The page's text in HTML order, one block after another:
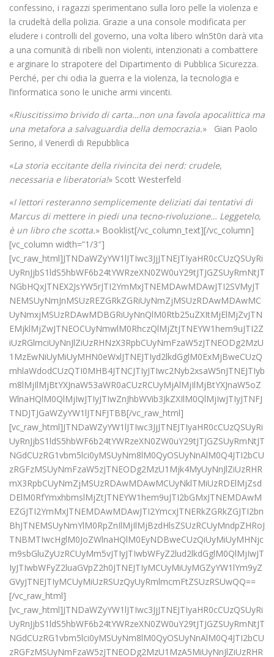
confessino, i ragazzi sperimentano sulla loro pelle la violenza e
la crudeltà della polizia. Grazie a una console modificata per
eludere i controlli del governo, una volta libero wln5t0n darà vita
a una comunità di ribelli non violenti, intenzionati a combattere
e arginare lo strapotere del Dipartimento di Pubblica Sicurezza.
Perché, per chi odia la guerra e la violenza, la tecnologia e
l’informatica sono le uniche armi vincenti.
«Riuscitissimo brivido di carta…non una favola apocalittica ma
una metafora a salvaguardia della democrazia.» Gian Paolo
Serino, il Venerdì di Repubblica
«La storia eccitante della rivincita dei nerd: crudele,
necessaria e liberatoria!» Scott Westerfeld
«I lettori resteranno semplicemente deliziati dai tentativi di
Marcus di mettere in piedi una tecno-rivoluzione… Leggetelo,
è un libro che scotta.» Booklist[/vc_column_text][/vc_column]
[vc_column width=”1/3″]
[vc_raw_html]JTNDaWZyYW1lJTIwc3JjJTNEJTIyaHR0cCUzQSUyRi
UyRnJjbS1ldS5hbWF6b24tYWRzeXN0ZW0uY29tJTJGZSUyRmNtJT
NGbHQxJTNEX2JsYW5rJTI2YmMxJTNEMDAwMDAwJTI2SVMyJT
NEMSUyNmJnMSUzREZGRkZGRiUyNmZjMSUzRDAwMDAwMC
UyNmxjMSUzRDAwMDBGRiUyNnQlM0Rtb25uZXItMjElMjZvJTN
EMjklMjZwJTNEOCUyNmwlM0RhczQlMjZtJTNEYW1hem9uJTI2Z
iUzRGlmciUyNnJlZiUzRHNzX3RpbCUyNmFzaW5zJTNEODg2MzU
1MzEwNiUyMiUyMHN0eWxlJTNEJTIyd2lkdGglM0ExMjBweCUzQ
mhlaWdodCUzQTI0MHB4JTNCJTIyJTIwc2Nyb2xsaW5nJTNEJTIyb
m8lMjIlMjBtYXJnaW53aWR0aCUzRCUyMjAlMjIlMjBtYXJnaW5oZ
WlnaHQlM0QlMjIwJTIyJTIwZnJhbWVib3JkZXIlM0QlMjIwJTIyJTNFJ
TNDJTJGaWZyYW1lJTNFJTBB[/vc_raw_html]
[vc_raw_html]JTNDaWZyYW1lJTIwc3JjJTNEJTIyaHR0cCUzQSUyRi
UyRnJjbS1ldS5hbWF6b24tYWRzeXN0ZW0uY29tJTJGZSUyRmNtJT
NGdCUzRG1vbm5lci0yMSUyNm8lM0QyOSUyNnAlM0Q4JTI2bCU
zRGFzMSUyNmFzaW5zJTNEODg2MzU1Mjk4MyUyNnJlZiUzRHR
mX3RpbCUyNmZjMSUzRDAwMDAwMCUyNklTMiUzRDElMjZsd
DElM0RfYmxhbmslMjZtJTNEYW1hem9uJTI2bGMxJTNEMDAwM
EZGJTI2YmMxJTNEMDAwMDAwJTI2YmcxJTNERkZGRkZGJTI2bn
BhJTNEMSUyNmYlM0RpZnIlMjIlMjBzdHlsZSUzRCUyMndpZHRoJ
TNBMTIwcHglM0JoZWlnaHQlM0EyNDBweCUzQiUyMiUyMHNjc
m9sbGluZyUzRCUyMm5vJTIyJTIwbWFyZ2lud2lkdGglM0QlMjIwJT
IyJTIwbWFyZ2luaGVpZ2h0JTNEJTIyMCUyMiUyMGZyYW1lYm9yZ
GVyJTNEJTIyMCUyMiUzRSUzQyUyRmlmcmFtZSUzRSUwQQ==
[/vc_raw_html]
[vc_raw_html]JTNDaWZyYW1lJTIwc3JjJTNEJTIyaHR0cCUzQSUyRi
UyRnJjbS1ldS5hbWF6b24tYWRzeXN0ZW0uY29tJTJGZSUyRmNtJT
NGdCUzRG1vbm5lci0yMSUyNm8lM0QyOSUyNnAlM0Q4JTI2bCU
zRGFzMSUyNmFzaW5zJTNEODg2MzU1MzA5MiUyNnJlZiUzRHR